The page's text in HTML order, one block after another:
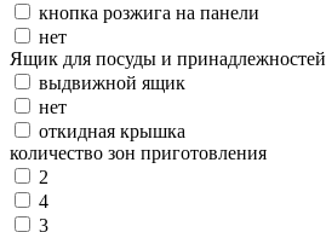
кнопка розжига на панели
нет
Ящик для посуды и принадлежностей
выдвижной ящик
нет
откидная крышка
количество зон приготовления
2
4
3